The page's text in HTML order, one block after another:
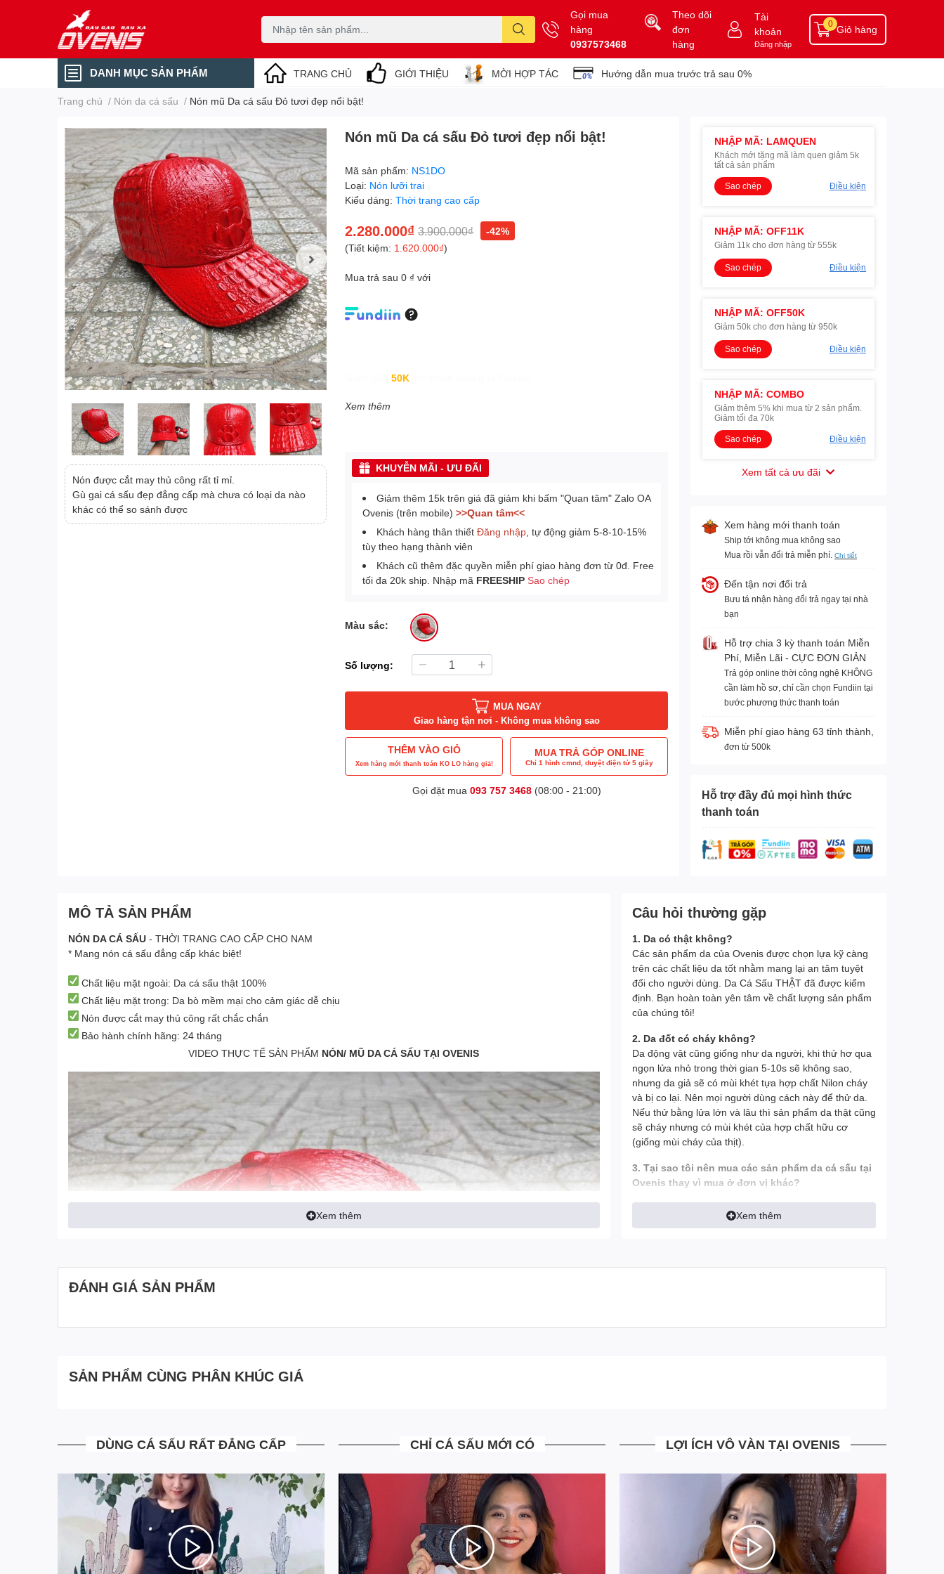
Gọi mua
hàng
0937573468
Theo dõi
đơn
hàng
Tài
khoản
Đăng nhập
Giỏ hàng
0
DANH MỤC SẢN PHẨM TRANG CHỦ GIỚI THIỆU MỜI HỢP TÁC Hướng dẫn mua trước trả sau 0%
Trang chủ / Nón da cá sấu / Nón mũ Da cá sấu Đỏ tươi đẹp nổi bật!
Nón được cắt may thủ công rất tỉ mỉ.
Gù gai cá sấu đẹp đẳng cấp mà chưa có loại da nào
khác có thể so sánh được
Nón mũ Da cá sấu Đỏ tươi đẹp nổi bật!
Mã sản phẩm: NS1DO
Loại: Nón lưỡi trai
Kiểu dáng:Thời trang cao cấp
2.280.000₫ 3.900.000₫
-42%
(Tiết kiệm: 1.620.000₫)
Mua trả sau 0 ₫ với
50K
Xem thêm
KHUYỄN MÃI - ƯU ĐÃI
Giảm thêm 15k trên giá đã giảm khi bấm "Quan tâm" Zalo OA
Ovenis (trên mobile) >>Quan tâm<<
Khách hàng thân thiếtĐăng nhập , tự động giảm 5-8-10-15%
tùy theo hạng thành viên
Khách cũ thêm đặc quyền miễn phí giao hàng đơn từ 0đ. Free
tối đa 20k ship. Nhập mã FREESHIP Sao chép
Màu sắc:
Số lượng:
MUA NGAY
Giao hàng tận nơi - Không mua không sao
THÊM VÀO GIỎ
Xem hàng mới thanh toán KO LO hàng giả!
MUA TRẢ GÓP ONLINE
Chỉ 1 hình cmnd, duyệt điện tử 5 giây
Gọi đặt mua 093 757 3468(08:00 - 21:00)
NHẬP MÃ: LAMQUEN
Khách mới tặng mã làm quen giảm 5k
tất cả sản phẩm
Sao chép
Điều kiện
NHẬP MÃ: OFF11K
Giảm 11k cho đơn hàng từ 555k
Sao chép Điều kiện
NHẬP MÃ: OFF50K
Giảm 50k cho đơn hàng từ 950k
Sao chép Điều kiện
NHẬP MÃ: COMBO
Giảm thêm 5% khi mua từ 2 sản phẩm.
Giảm tối đa 70k
Sao chép
Điều kiện
Xem tất cả ưu đãi
Xem hàng mới thanh toán
Ship tới không mua không sao
Mua rồi vẫn đổi trả miễn phí. Chi tiết
Đến tận nơi đổi trả
Bưu tá nhận hàng đổi trả ngay tại nhà
bạn
Hỗ trợ chia 3 kỳ thanh toán Miễn
Phí, Miễn Lãi - CỰC ĐƠN GIẢN
Trả góp online thời công nghệ KHÔNG
cần làm hồ sơ, chỉ cần chọn Fundiin tại
bước phương thức thanh toán
Miễn phí giao hàng 63 tỉnh thành,
đơn từ 500k
Hỗ trợ đầy đủ mọi hình thức
thanh toán
MÔ TẢ SẢN PHẨM
NÓN DA CÁ SẤU - THỜI TRANG CAO CẤP CHO NAM
* Mang nón cá sấu đẳng cấp khác biệt!
Chất liệu mặt ngoài: Da cá sấu thật 100%
Chất liệu mặt trong: Da bò mềm mại cho cảm giác dễ chịu
Nón được cắt may thủ công rất chắc chắn
Bảo hành chính hãng: 24 tháng
VIDEO THỰC TẾ SẢN PHẨM NÓN/ MŨ DA CÁ SẤU TẠI OVENIS
Xem thêm
Câu hỏi thường gặp
1. Da có thật không?
Các sản phẩm da của Ovenis được chọn lựa kỹ càng
trên các chất liệu da tốt nhằm mang lại an tâm tuyệt
đối cho người dùng. Da Cá Sấu THẬT đã được kiểm
định. Bạn hoàn toàn yên tâm về chất lượng sản phẩm
của chúng tôi!
2. Da đốt có cháy không?
Da động vật cũng giống như da người, khi thử hơ qua
ngọn lửa nhỏ trong thời gian 5-10s sẽ không sao,
nhưng da giả sẽ có mùi khét tựa hợp chất Nilon cháy
và bị co lại. Nên mọi người dùng cách này để thử da.
Nếu thử bằng lửa lớn và lâu thì sản phẩm da thật cũng
sẽ cháy nhưng có mùi khét của hợp chất hữu cơ
(giống mùi cháy của thịt).
3. Tại sao tôi nên mua các sản phẩm da cá sấu tại
Ovenis thay vì mua ở đơn vị khác?
- Tất cả hình ảnh đều được Ovenis chụp thật trên tay
để khách có được cái nhìn chính xác nhất về sản
- Ship tới không mua không sao
đổi trả trả ngay tại nhà, mà khách hàng không phải đi
góp 4.0 MIỄN MỌI LOẠI PHÍ. Chia 3 kỳ thanh toán
siêu đơn giản ngay trên website, khác hoàn toàn với
trả góp truyền thống qua các công ty tài chính hiện tại.
Ngồi tại nhà chỉ với một hình cmnd duyệt điện tử 5S có
ngay sản phẩm đồ da cá sấu cao cấp chính hãng.
=> Chúng tôi mong muốn những khách hàng thân yêu
của mình Mua Sắm Thật Dễ Dàng, và hơn hết là cảm
Xem thêm
ĐÁNH GIÁ SẢN PHẨM
SẢN PHẨM CÙNG PHÂN KHÚC GIÁ
DÙNG CÁ SẤU RẤT ĐẲNG CẤP CHỈ CÁ SẤU MỚI CÓ LỢI ÍCH VÔ VÀN TẠI OVENIS